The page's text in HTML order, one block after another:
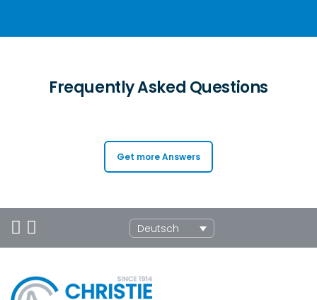
Frequently Asked Questions
Get more Answers
Deutsch